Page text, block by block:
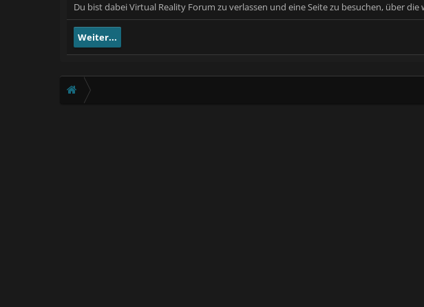
Du bist dabei Virtual Reality Forum zu verlassen und eine Seite zu besuchen, über
Weiter...